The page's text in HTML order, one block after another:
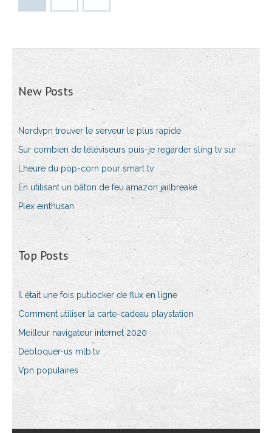
New Posts
Nordvpn trouver le serveur le plus rapide
Sur combien de téléviseurs puis-je regarder sling tv sur
Lheure du pop-corn pour smart tv
En utilisant un bâton de feu amazon jailbreaké
Plex einthusan
Top Posts
Il était une fois putlocker de flux en ligne
Comment utiliser la carte-cadeau playstation
Meilleur navigateur internet 2020
Débloquer-us mlb.tv
Vpn populaires